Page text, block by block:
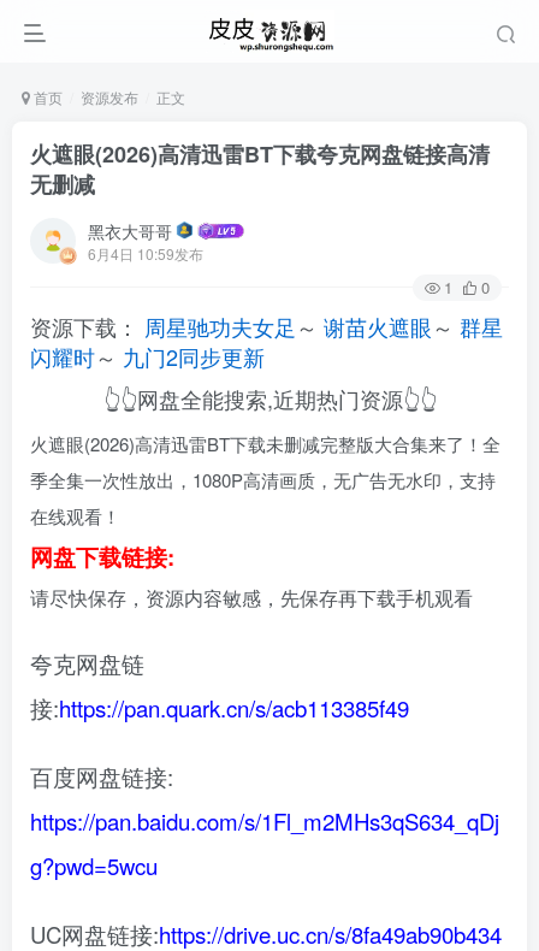
首页 资源发布 正文
火遮眼(2026)高清迅雷BT下载夸克网盘链接高清
无删减
黑衣大哥哥
6月4日 10:59发布
1 0
资源下载： 周星驰功夫女足 ～ 谢苗火遮眼～ 群星
闪耀时～ 九门2同步更新
👆👆网盘全能搜索,近期热门资源👆👆
火遮眼(2026)高清迅雷BT下载未删减完整版大合集来了！全
季全集一次性放出，1080P高清画质，无广告无水印，支持
在线观看！
网盘下载链接:
请尽快保存，资源内容敏感，先保存再下载手机观看
夸克网盘链
接:https://pan.quark.cn/s/acb113385f49
百度网盘链接:
https://pan.baidu.com/s/1Fl_m2MHs3qS634_qDj
g?pwd=5wcu
UC网盘链接:https://drive.uc.cn/s/8fa49ab90b434